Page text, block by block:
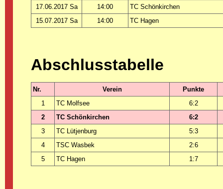
17.06.2017 Sa
14:00
TC Schönkirchen
15.07.2017 Sa
14:00 TC Hagen
Abschlusstabelle
Nr. Verein
Punkte
1
TC Molfsee
6:2
2
TC Schönkirchen
6:2
3
TC Lütjenburg
5:3
4
TSC Wasbek
2:6
5
TC Hagen 1:7